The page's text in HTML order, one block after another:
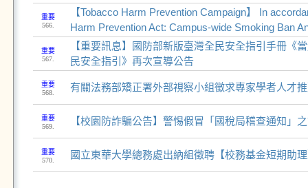
重要
566.
【Tobacco Harm Prevention Campaign】 In
Harm Prevention Act: Campus-wide Smoking Ban
重要
567.
【重要訊息】國防部新版臺灣全民安全指引手冊《
民安全指引》再次宣導公告
重要
568.
有關法務部矯正署外部視察小組徵求專家學者人才
重要
569.
【校園防詐騙公告】警惕假冒「國稅局稽查通知」
重要
570.
國立東華大學總務處出納組徵聘【校務基金短期助